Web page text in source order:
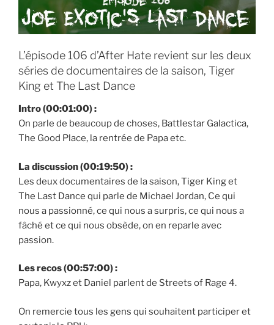
L’épisode 106 d’After Hate revient sur les deux
séries de documentaires de la saison, Tiger
King et The Last Dance
Intro(00:01:00):
On parle de beaucoup de choses, Battlestar Galactica,
The Good Place, la rentrée de Papa etc.
La discussion (00:19:50) :
Les deux documentaires de la saison, Tiger King et
The Last Dance qui parle de Michael Jordan, Ce qui
nous a passionné, ce qui nous a surpris, ce qui nous a
fâché et ce qui nous obsède, on en reparle avec
passion.
Les recos (00:57:00) :
Papa, Kwyxz et Daniel parlent de Streets of Rage 4.
On remercie tous les gens qui souhaitent participer et